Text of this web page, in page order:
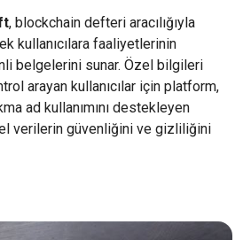
, blockchain defteri aracılığıyla
kullanıcılara faaliyetlerinin
belgelerini sunar. Özel bilgileri
arayan kullanıcılar için platform,
ad kullanımını destekleyen
verilerin güvenliğini ve gizliliğini